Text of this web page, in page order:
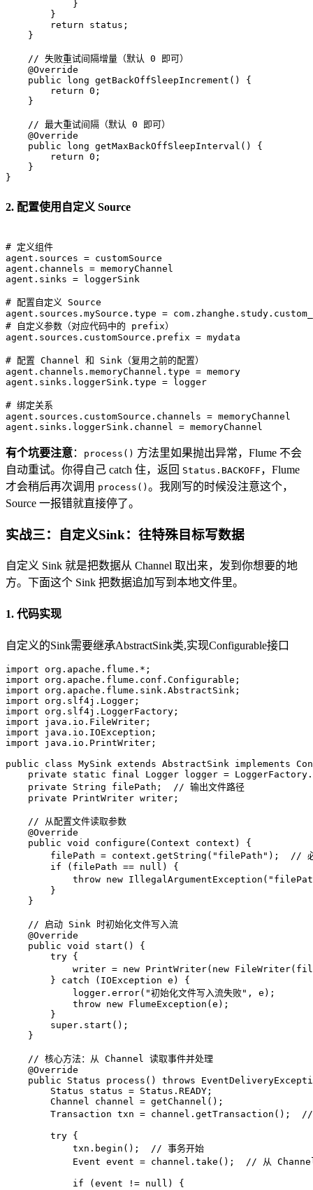
            }
        }
return status;
    }
// 失败重试间隔增量（默认 0 即可）
@Override
public
long getBackOffSleepIncrement ()
{
return 0 ;
    }
// 最大重试间隔（默认 0 即可）
@Override
public
long getMaxBackOffSleepInterval ()
{
return 0 ;
    }
}
2. 配置使用自定义 Source
# 定义组件
agent.sources = customSource
agent.channels = memoryChannel
agent.sinks = loggerSink
# 配置自定义 Source
agent.sources.mySource.type =
# 自定义参数（对应代码中的 prefix）
agent.sources.customSource.prefix = mydata
# 配置 Channel 和 Sink（复用之前的配置）
agent.channels.memoryChannel.type = memory
agent.sinks.loggerSink.type = logger
# 绑定关系
agent.sources.customSource.channels = memoryChannel
agent.sinks.loggerSink.channel = memoryChannel
有个坑要注意： process() 方法里如果抛出异常，Flume 不会
自动重试。你得自己 catch 住，返回 Status.BACKOFF ，Flume
才会稍后再次调用 process() 。我刚写的时候没注意这个，
Source 一报错就直接停了。
实战三：自定义Sink：往特殊目标写数据
自定义 Sink 就是把数据从 Channel 取出来，发到你想要的地
方。下面这个 Sink 把数据追加写到本地文件里。
1. 代码实现
自定义的Sink需要继承AbstractSink类,实现Configurable接口
import
import
import
import
import
import
import
import java.io.PrintWriter;
public
class MySink extends AbstractSink implements
private
static final Logger logger =
private String filePath; // 输出文件路径
private PrintWriter writer;
// 从配置文件读取参数
@Override
public void configure (Context context)
{
        filePath = context.getString(
"filePath" ); //
if (filePath == null ) {
throw new IllegalArgumentException ( "filePath
        }
    }
// 启动 Sink 时初始化文件写入流
@Override
public void start ()
{
try {
            writer =
new PrintWriter( new FileWriter
        }
catch (IOException e) {
            logger.error(
"初始化文件写入流失败" , e);
throw new FlumeException (e);
        }
super .start();
    }
// 核心方法：从 Channel 读取事件并处理
@Override
public Status process () throws
Status
status = Status.READY;
Channel
channel = getChannel();
Transaction txn = channel.getTransaction(); //
try {
            txn.begin();
// 事务开始
Event event = channel.take(); // 从
if (event != null ) {